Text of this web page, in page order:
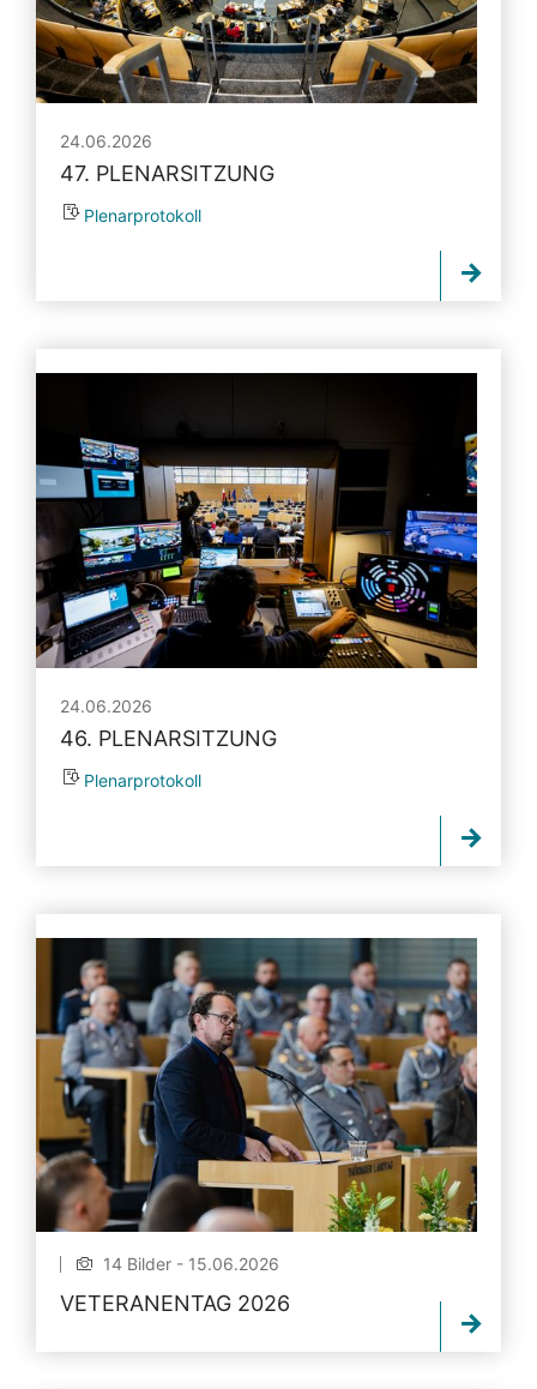
24.06.2026
47. PLENARSITZUNG
Plenarprotokoll
24.06.2026
46. PLENARSITZUNG
Plenarprotokoll
14 Bilder - 15.06.2026
VETERANENTAG 2026